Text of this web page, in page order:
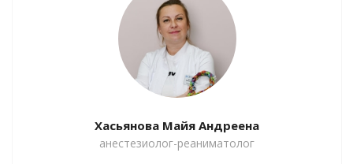
Хасьянова Майя Андреена
анестезиолог-реаниматолог